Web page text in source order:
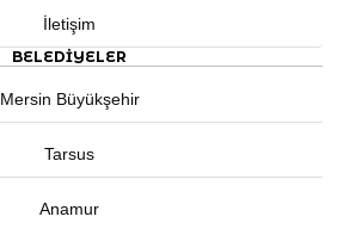
İletişim
BELEDIYELER
Mersin Büyükşehir
Tarsus
Anamur